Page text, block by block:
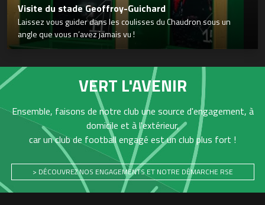
Visite du stade Geoffroy-Guichard
Laissez vous guider dans les coulisses du Chaudron sous un
angle que vous n’avez jamais vu !
VERT L'AVENIR
Ensemble, faisons de notre club une source d'engagement, à
domicile et à l'extérieur,
car un club de football engagé est un club plus fort !
> DÉCOUVREZ NOS ENGAGEMENTS ET NOTRE DÉMARCHE RSE